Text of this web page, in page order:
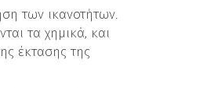
των ικανοτήτων.
τα χημικά, και
έκτασης της